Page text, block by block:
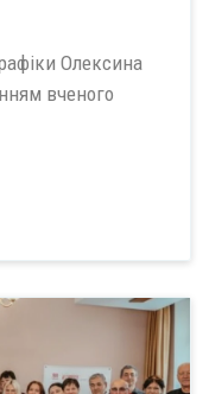
Олексина
вченого